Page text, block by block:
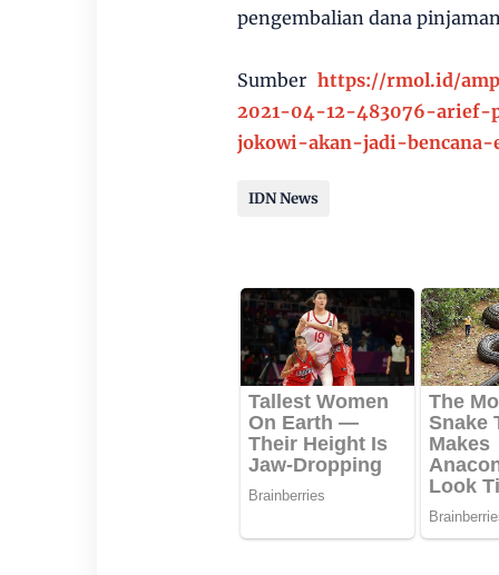
pengembalian dana
Sumber https://rmol.id/
2021-04-12-483076-arief-
jokowi-akan-jadi-bencana-
IDN News